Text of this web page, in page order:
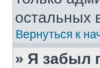
остальных
Вернуться к
» Я забыл